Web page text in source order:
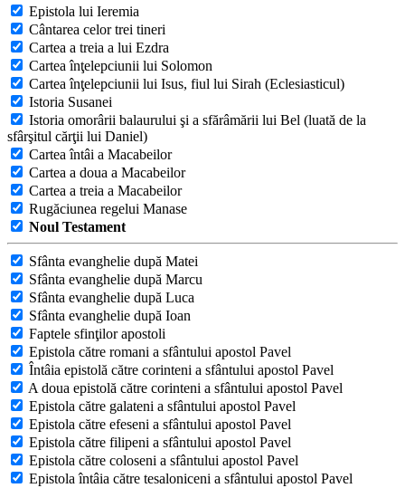
Epistola lui Ieremia
Cântarea celor trei tineri
Cartea a treia a lui Ezdra
Cartea înţelepciunii lui Solomon
Cartea înţelepciunii lui Isus, fiul lui Sirah (Eclesiasticul)
Istoria Susanei
Istoria omorârii balaurului şi a sfărâmării lui Bel (luată de la
sfârşitul cărţii lui Daniel)
Cartea întâi a Macabeilor
Cartea a doua a Macabeilor
Cartea a treia a Macabeilor
Rugăciunea regelui Manase
Noul Testament
Sfânta evanghelie după Matei
Sfânta evanghelie după Marcu
Sfânta evanghelie după Luca
Sfânta evanghelie după Ioan
Faptele sfinţilor apostoli
Epistola către romani a sfântului apostol Pavel
Întâia epistolă către corinteni a sfântului apostol Pavel
A doua epistolă către corinteni a sfântului apostol Pavel
Epistola către galateni a sfântului apostol Pavel
Epistola către efeseni a sfântului apostol Pavel
Epistola către filipeni a sfântului apostol Pavel
Epistola către coloseni a sfântului apostol Pavel
Epistola întâia către tesaloniceni a sfântului apostol Pavel